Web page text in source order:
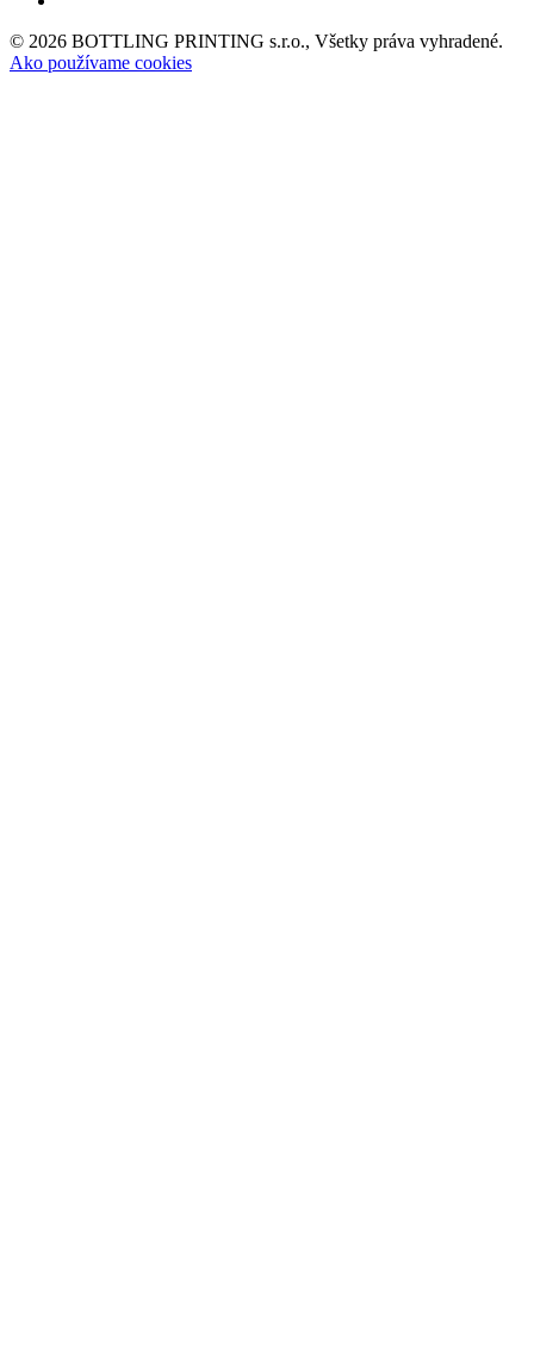
© 2026 BOTTLING PRINTING s.r.o., Všetky práva vyhradené.
Ako používame cookies